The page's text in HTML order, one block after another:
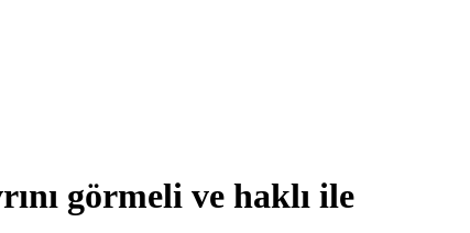
görmeli ve haklı ile